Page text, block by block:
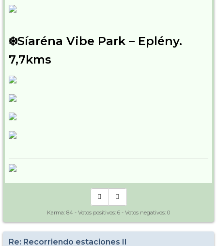
❄️Síaréna Vibe Park – Eplény.
7,7kms
Karma: 84 - Votos positivos: 6 - Votos negativos: 0
Re: Recorriendo estaciones II